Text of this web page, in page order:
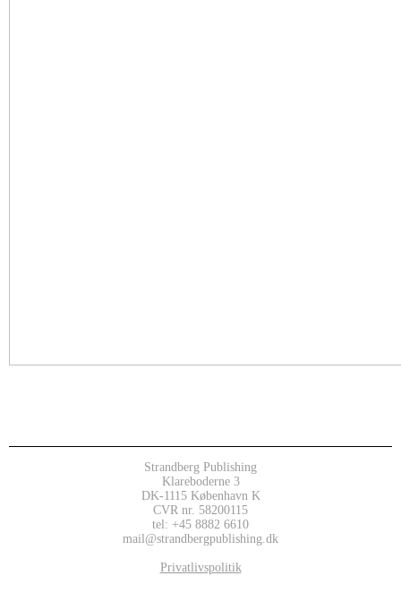
Strandberg Publishing
Klareboderne 3
DK-1115 København K
CVR nr. 58200115
tel: +45 8882 6610
mail@strandbergpublishing.dk
Privatlivspolitik